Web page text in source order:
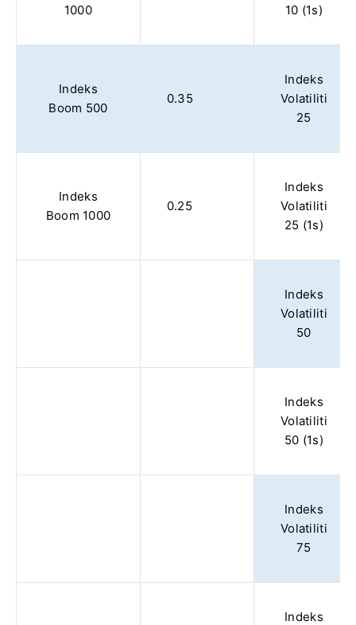
1000
10 (1s)
Indeks
Boom 500
0.35
Indeks
Volatiliti
25
Indeks
Boom 1000
0.25
Indeks
Volatiliti
25 (1s)
Indeks
Volatiliti
50
Indeks
Volatiliti
50 (1s)
Indeks
Volatiliti
75
Indeks